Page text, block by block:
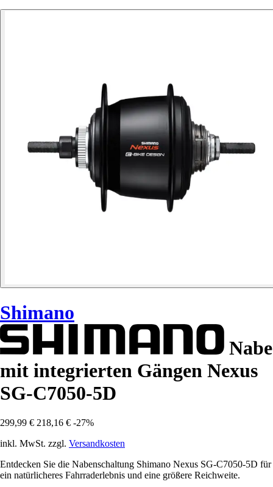
Shimano
Nabe
mit integrierten Gängen Nexus
SG-C7050-5D
299,99 € 218,16 € -27%
inkl. MwSt. zzgl. Versandkosten
Entdecken Sie die Nabenschaltung Shimano Nexus SG-C7050-5D für
ein natürlicheres Fahrraderlebnis und eine größere Reichweite.